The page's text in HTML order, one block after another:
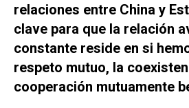
relaciones entre China y
clave para que la relación
constante reside en si
respeto mutuo, la
cooperación mutuamente